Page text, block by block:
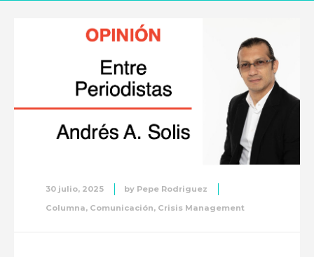
30 julio, 2025 by Pepe Rodriguez
Columna, Comunicación, Crisis Management